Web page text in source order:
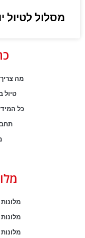
מסלול לטיול
מה
טיול
כל